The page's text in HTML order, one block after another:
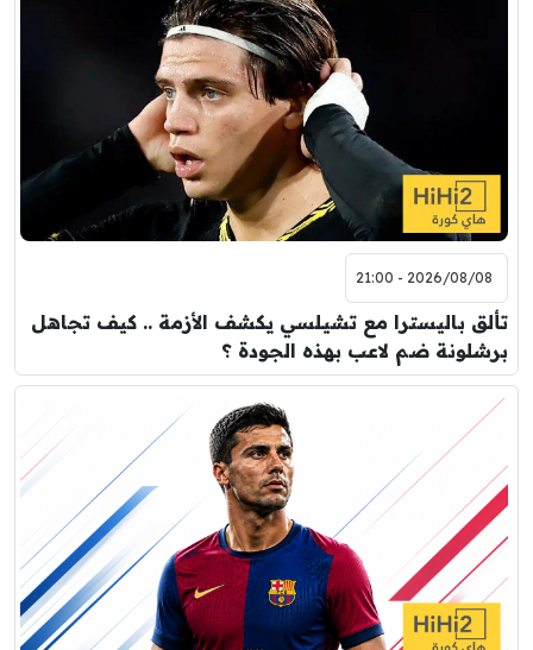
2026/08/08 - 21:00
تألق باليسترا مع تشيلسي يكشف الأزمة .. كيف تجاهل
برشلونة ضم لاعب بهذه الجودة ؟